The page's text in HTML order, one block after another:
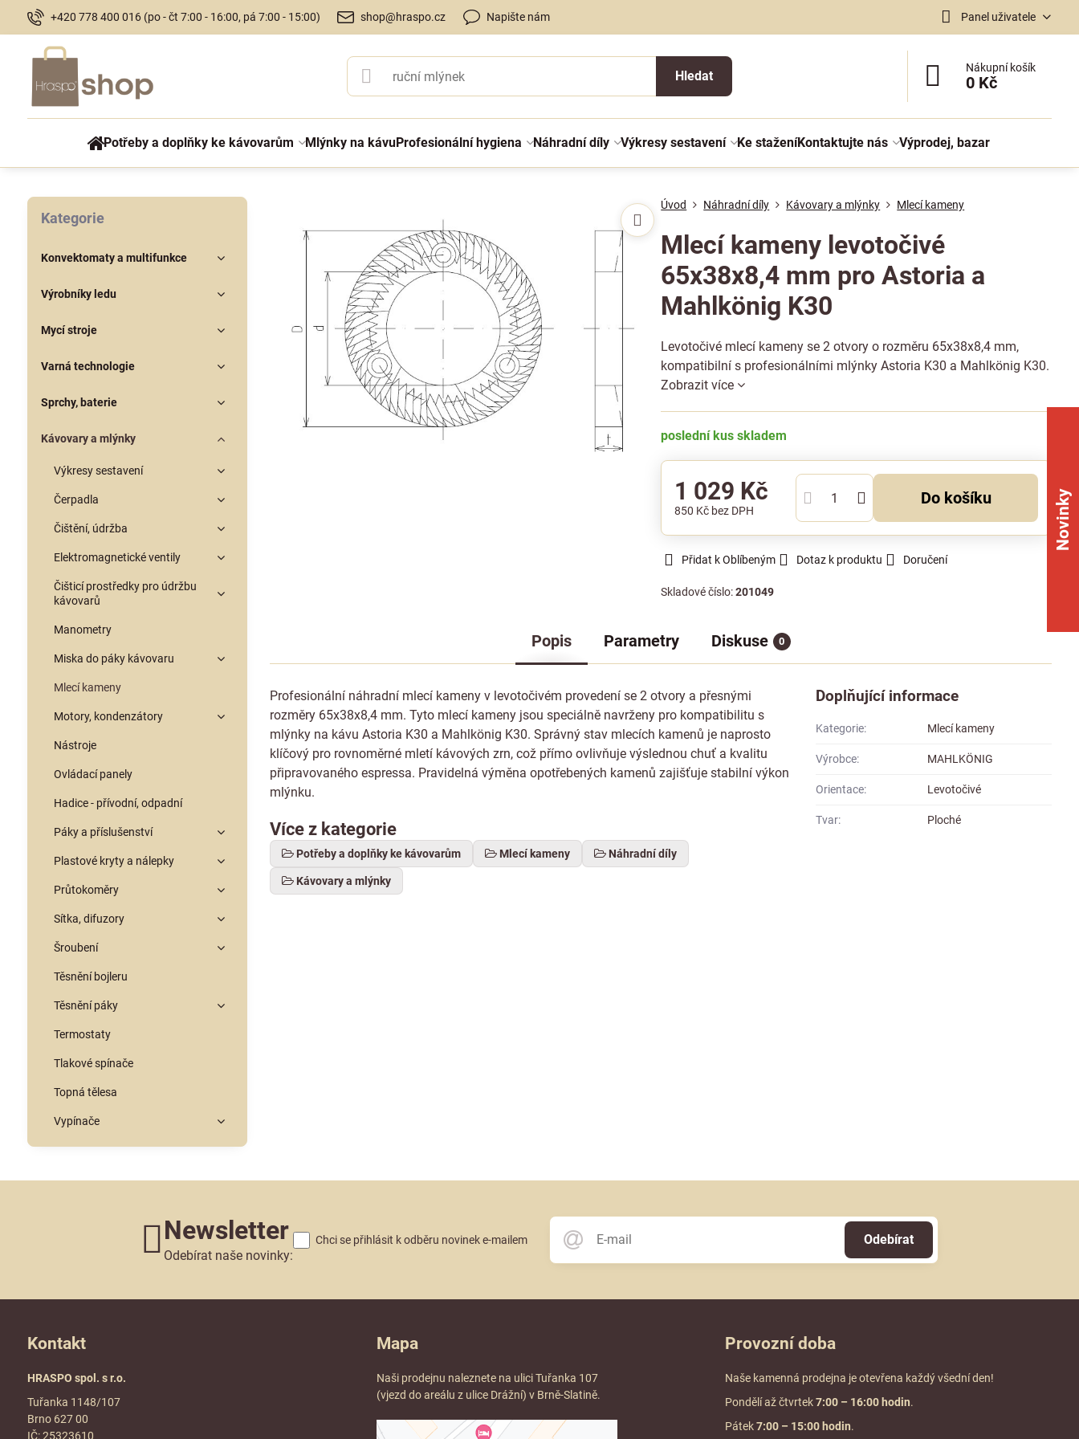
+420 778 400 016 (po - čt 7:00 - 16:00, pá 7:00 - 15:00) shop@hraspo.cz Napište nám Panel uživatele
Hledat
Nákupní košík
0 Kč
Potřeby a doplňky ke kávovarům Mlýnky na kávuProfesionální hygiena Náhradní díly Výkresy sestavení Ke staženíKontaktujte nás Výprodej, bazar
Úvod Náhradní díly Kávovary a mlýnky Mlecí kameny
Mlecí kameny levotočivé
65x38x8,4 mm pro Astoria a
Mahlkönig K30
Levotočivé mlecí kameny se 2 otvory o rozměru 65x38x8,4 mm,
kompatibilní s profesionálními mlýnky Astoria K30 a Mahlkönig K30.
Zobrazit více
poslední kus skladem
1 029 Kč
850 Kč bez DPH
Do košíku
Přidat k Oblíbeným Dotaz k produktu Doručení
Skladové číslo:201049
Popis Parametry Diskuse 0
Profesionální náhradní mlecí kameny v levotočivém provedení se 2 otvory a přesnými
rozměry 65x38x8,4 mm. Tyto mlecí kameny jsou speciálně navrženy pro kompatibilitu s
mlýnky na kávu Astoria K30 a Mahlkönig K30. Správný stav mlecích kamenů je naprosto
klíčový pro rovnoměrné mletí kávových zrn, což přímo ovlivňuje výslednou chuť a kvalitu
připravovaného espressa. Pravidelná výměna opotřebených kamenů zajišťuje stabilní výkon
mlýnku.
Více z kategorie
Potřeby a doplňky ke kávovarům Mlecí kameny Náhradní díly
Kávovary a mlýnky
Doplňující informace
Kategorie: Mlecí kameny
Výrobce: MAHLKÖNIG
Orientace: Levotočivé
Tvar: Ploché
Kategorie
Konvektomaty a multifunkce
Výrobníky ledu
Mycí stroje
Varná technologie
Sprchy, baterie
Kávovary a mlýnky
Výkresy sestavení
Čerpadla
Čištění, údržba
Elektromagnetické ventily
Čišticí prostředky pro údržbu
kávovarů
Manometry
Miska do páky kávovaru
Mlecí kameny
Motory, kondenzátory
Nástroje
Ovládací panely
Hadice - přívodní, odpadní
Páky a příslušenství
Plastové kryty a nálepky
Průtokoměry
Sítka, difuzory
Šroubení
Těsnění bojleru
Těsnění páky
Termostaty
Tlakové spínače
Topná tělesa
Vypínače
Newsletter
Odebírat naše novinky:
Odebírat
Chci se přihlásit k odběru novinek e-mailem
Kontakt
HRASPO spol. s r.o.
Tuřanka 1148/107
Brno 627 00
IČ: 25323610
Novinky
Mapa
Naši prodejnu naleznete na ulici Tuřanka 107
(vjezd do areálu z ulice Drážní) v Brně-Slatině.
Provozní doba
Naše kamenná prodejna je otevřena každý všední den!
Pondělí až čtvrtek7:00 – 16:00 hodin.
Pátek7:00 – 15:00 hodin.